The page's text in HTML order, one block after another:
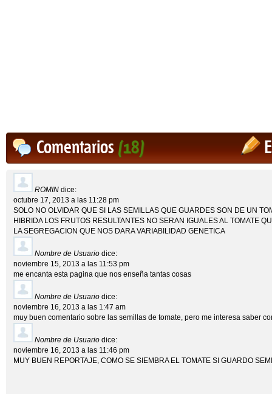
Comentarios(18)
ROMIN dice:
octubre 17, 2013 a las 11:28 pm
SOLO NO OLVIDAR QUE SI LAS SEMILLAS QUE GUARDES SON DE UN
HIBRIDA LOS FRUTOS RESULTANTES NO SERAN IGUALES AL TOMATE
LA SEGREGACION QUE NOS DARA VARIABILIDAD GENETICA
Nombre de Usuario dice:
noviembre 15, 2013 a las 11:53 pm
me encanta esta pagina que nos enseña tantas cosas
Nombre de Usuario dice:
noviembre 16, 2013 a las 1:47 am
muy buen comentario sobre las semillas de tomate, pero me interesa saber
Nombre de Usuario dice:
noviembre 16, 2013 a las 11:46 pm
MUY BUEN REPORTAJE, COMO SE SIEMBRA EL TOMATE SI GUARDO